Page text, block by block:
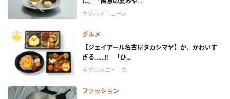
＃グルメニュース
グルメ
【ジェイアール名古屋タカシマヤ】か、かわいす
ぎる……!! 「ぴ...
＃グルメニュース
ファッション